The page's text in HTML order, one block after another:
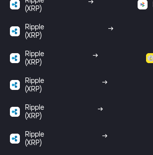
(XRP)
Ripple
(XRP)
Ripple
(XRP)
Ripple
(XRP)
Ripple
(XRP)
Ripple
(XRP)